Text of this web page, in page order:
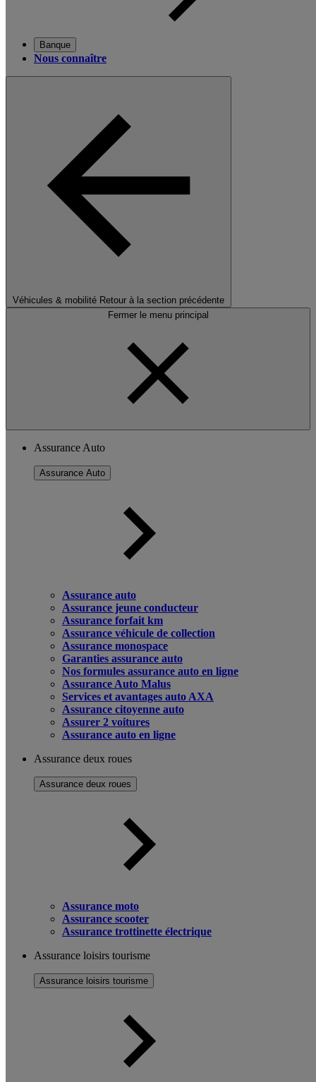
Banque
Nous connaître
Véhicules & mobilité Retour à la section précédente
Fermer le menu principal
Assurance Auto
Assurance Auto
Assurance auto
Assurance jeune conducteur
Assurance forfait km
Assurance véhicule de collection
Assurance monospace
Garanties assurance auto
Nos formules assurance auto en ligne
Assurance Auto Malus
Services et avantages auto AXA
Assurance citoyenne auto
Assurer 2 voitures
Assurance auto en ligne
Assurance deux roues
Assurance deux roues
Assurance moto
Assurance scooter
Assurance trottinette électrique
Assurance loisirs tourisme
Assurance loisirs tourisme